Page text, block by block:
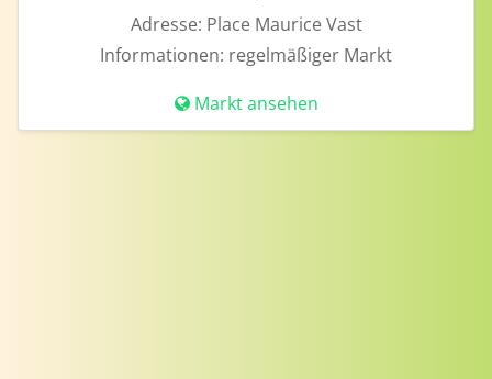
Adresse: Place Maurice Vast
Informationen: regelmäßiger Markt
Markt ansehen